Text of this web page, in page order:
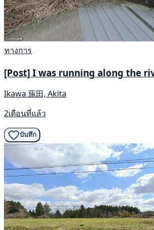
ทางการ
[Post] I was running along the
Ikawa 葹田, Akita
2เดือนที่แล้ว
บันทึก